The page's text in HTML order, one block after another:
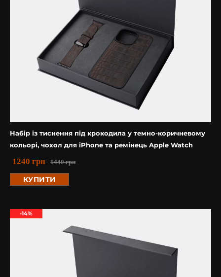
Набір із тиснення під крокодила у темно-коричневому
кольорі, чохол для iPhone та ремінець Apple Watch
1440грн
1240 грн
КУПИТИ
-14%